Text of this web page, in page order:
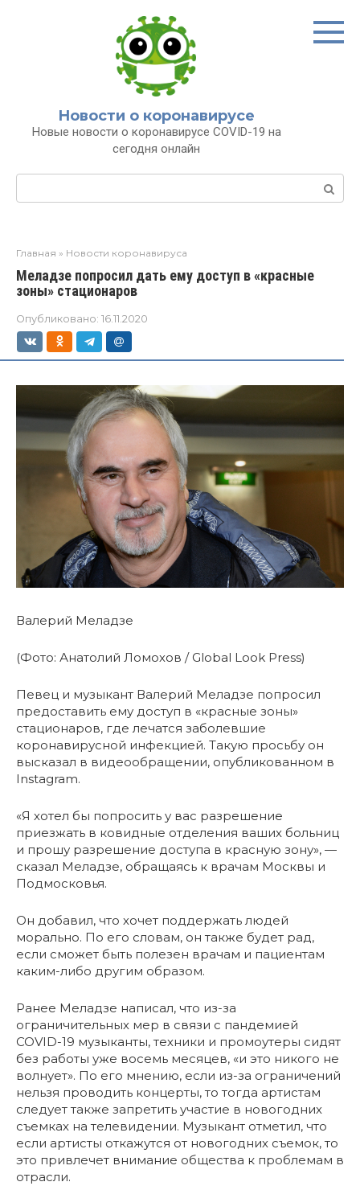
Новости о коронавирусе
Новые новости о коронавирусе COVID-19 на
сегодня онлайн
Главная » Новости коронавируса
Меладзе попросил дать ему доступ в «красные
зоны» стационаров
Опубликовано: 16.11.2020
Валерий Меладзе
(Фото: Анатолий Ломохов / Global Look Press)
Певец и музыкант Валерий Меладзе попросил
предоставить ему доступ в «красные зоны»
стационаров, где лечатся заболевшие
коронавирусной инфекцией. Такую просьбу он
высказал в видеообращении, опубликованном в
Instagram.
«Я хотел бы попросить у вас разрешение
приезжать в ковидные отделения ваших больниц
и прошу разрешение доступа в красную зону», —
сказал Меладзе, обращаясь к врачам Москвы и
Подмосковья.
Он добавил, что хочет поддержать людей
морально. По его словам, он также будет рад,
если сможет быть полезен врачам и пациентам
каким-либо другим образом.
Ранее Меладзе написал, что из-за
ограничительных мер в связи с пандемией
COVID-19 музыканты, техники и промоутеры сидят
без работы уже восемь месяцев, «и это никого не
волнует». По его мнению, если из-за ограничений
нельзя проводить концерты, то тогда артистам
следует также запретить участие в новогодних
съемках на телевидении. Музыкант отметил, что
если артисты откажутся от новогодних съемок, то
это привлечет внимание общества к проблемам в
отрасли.